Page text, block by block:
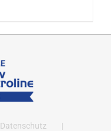
Datenschutz